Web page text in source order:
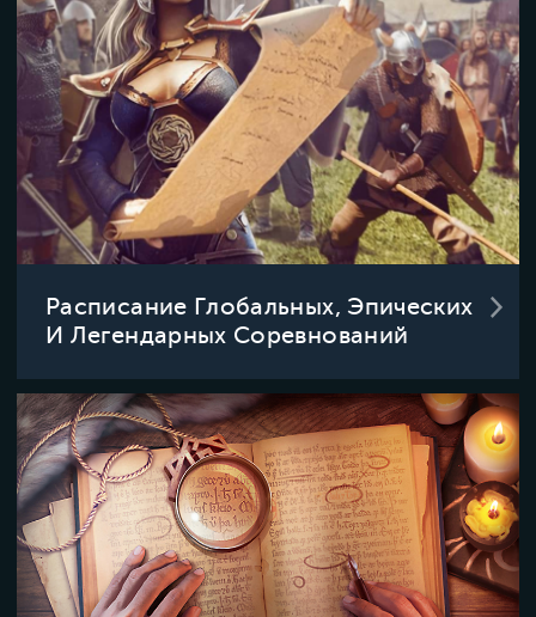
Расписание Глобальных, Эпических
И Легендарных Соревнований